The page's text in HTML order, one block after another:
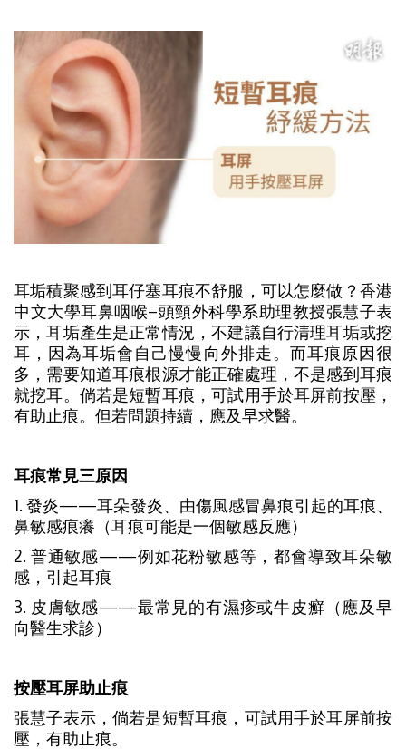
耳垢積聚感到耳仔塞耳痕不舒服，可以怎麼做？香港
中文大學耳鼻咽喉–頭頸外科學系助理教授張慧子表
示，耳垢產生是正常情況，不建議自行清理耳垢或挖
耳，因為耳垢會自己慢慢向外排走。而耳痕原因很
多，需要知道耳痕根源才能正確處理，不是感到耳痕
就挖耳。倘若是短暫耳痕，可試用手於耳屏前按壓，
有助止痕。但若問題持續，應及早求醫。
耳痕常見三原因
1. 發炎——耳朵發炎、由傷風感冒鼻痕引起的耳痕、
鼻敏感痕癢（耳痕可能是一個敏感反應）
2. 普通敏感——例如花粉敏感等，都會導致耳朵敏
感，引起耳痕
3. 皮膚敏感——最常見的有濕疹或牛皮癬（應及早
向醫生求診）
按壓耳屏助止痕
張慧子表示，倘若是短暫耳痕，可試用手於耳屏前按
壓，有助止痕。